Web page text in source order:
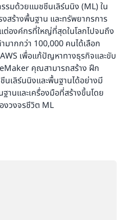
รมด้วยแมชชีนเลิร์นนิง (ML) ใน
สร้างพื้นฐาน และทรัพยากรการ
องค์กรที่ใหญ่ที่สุดในโลกไปจนถึง
ากกว่า 100,000 คนได้เลือก
เพื่อแก้ปัญหาทางธุรกิจและขับ
คุณสามารถสร้าง ฝึก
นเลิร์นนิงและพื้นฐานได้อย่างมี
านและเครื่องมือที่สร้างขึ้นโดย
งวงจรชีวิต ML